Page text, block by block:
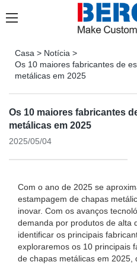
Casa > Notícia >
Os 10 maiores fabricantes de
metálicas em 2025
Os 10 maiores fabricantes
metálicas em 2025
2025/05/04
Com o ano de 2025 se
estampagem de chapas
inovar. Com os avanços
demanda por produtos de alta
identificar os principais
exploraremos os 10 principais
de chapas metálicas em 2025,